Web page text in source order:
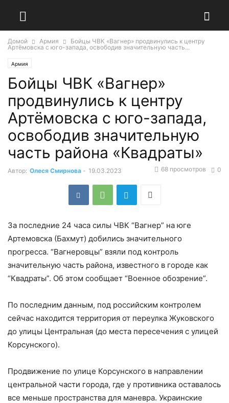
Домой Армия
Бойцы ЧВК «Вагнер» продвинулись к центру
Артёмовска с юго-запада, освободив значительную часть...
Армия
Бойцы ЧВК «Вагнер»
продвинулись к центру
Артёмовска с юго-запада,
освободив значительную
часть района «Квадраты»
Автор: Олеся Смирнова - 19.03.2023 0
68 просмотров
За последние 24 часа силы ЧВК “Вагнер” на юге
Артемовска (Бахмут) добились значительного
прогресса. “Вагнеровцы” взяли под контроль
значительную часть района, известного в городе как
“Квадраты”. Об этом сообщает “Военное обозрение”.
По последним данным, под российским контролем
сейчас находится территория от переулка Жуковского
до улицы Центральная (до места пересечения с улицей
Корсунского).
Продвижение по улице Корсунского в направлении
центральной части города, где у противника оставалось
все меньше пространства для маневра. Украинские